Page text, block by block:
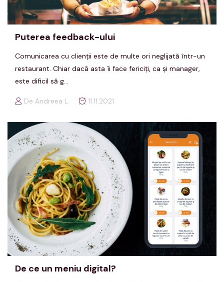
Puterea feedback-ului
Comunicarea cu clienţii este de multe ori neglijată într-un
restaurant. Chiar dacă asta îi face fericiţi, ca şi manager,
este dificil să g...
De Andreea L. 11.11.2021
De ce un meniu digital?